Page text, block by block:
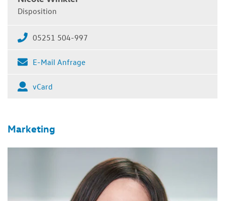
Disposition
05251 504-997
E-Mail Anfrage
vCard
Marketing